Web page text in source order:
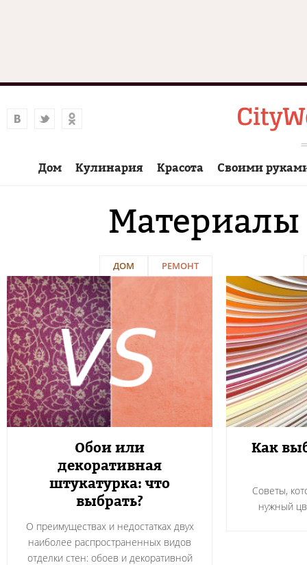
Дом Кулинария Красота Своими
Материалы
РЕМОНТ
ДОМ
Обои или
декоративная
штукатурка: что
выбрать?
О преимуществах и недостатках двух
наиболее распространенных видов
отделки стен: обоев и декоративной
Как
Советы,
нужный